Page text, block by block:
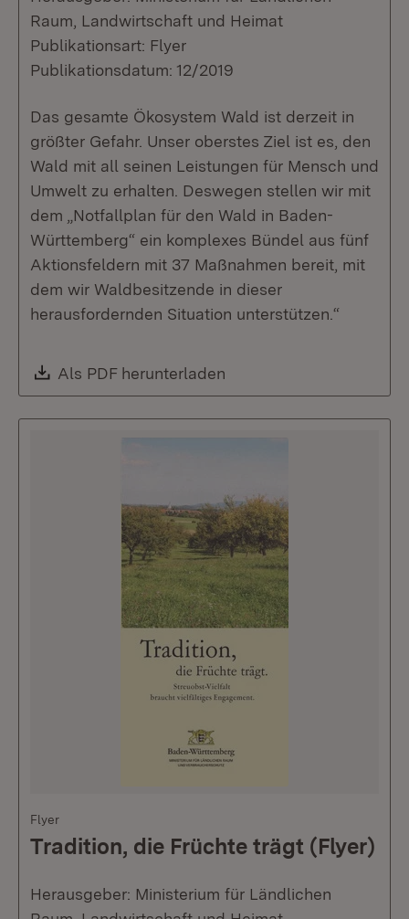
Raum, Landwirtschaft und Heimat
Publikationsart: Flyer
Publikationsdatum: 12/2019
Das gesamte Ökosystem Wald ist derzeit in
größter Gefahr. Unser oberstes Ziel ist es, den
Wald mit all seinen Leistungen für Mensch und
Umwelt zu erhalten. Deswegen stellen wir mit
dem „Notfallplan für den Wald in Baden-
Württemberg“ ein komplexes Bündel aus fünf
Aktionsfeldern mit 37 Maßnahmen bereit, mit
dem wir Waldbesitzende in dieser
herausfordernden Situation unterstützen.“
Download:
Als PDF herunterladen
Flyer
Tradition, die Früchte trägt (Flyer)
Herausgeber: Ministerium für Ländlichen